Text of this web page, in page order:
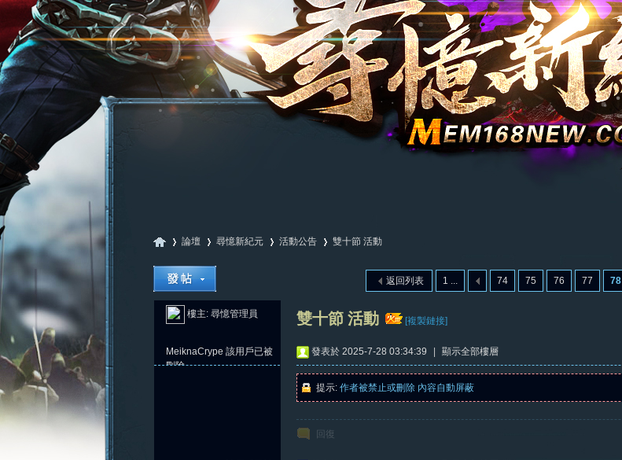
»
論壇
›
尋憶新紀元 活動公告
›
雙十節 活動
1 ... 74 75 76 77 78
返回列表
樓主: 尋憶管理員 雙十節 活動 [複製鏈接]
MeiknaCrype 該用戶已被
刪除
發表於 2025-7-28 03:34:39 顯示全部樓層
提示: 作者被禁止或刪除 內容自動屏蔽
回復